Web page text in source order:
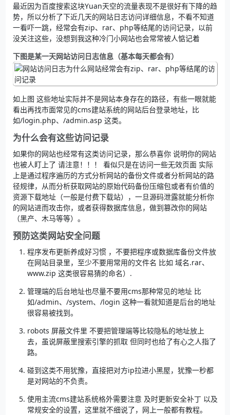
最近因为百度搜索这块Yuan天空的流量表现不是很好有下降的趋
势，所以分析了下近几天的网站日志访问详细信息，不看不知道
一看吓一跳，经常会有zip、rar、php等结尾的访问记录，以前
没关注这些，没想到我这种冷门小网站也会常常被人惦记着
下图是某一天网站访问日志信息（基本每天都会有）
如上图 这些地址实际并不是网站本身存在的路径，有些一眼就能
看出再找市面常见的cms建站系统的网站后台登录地址，比
如/login.php、/admin.asp 这类。
为什么会有这些访问记录
如果你的网站也经常有这类访问记录，那么恭喜你 说明你的网站
也被人盯上了 请注意！！！ 看似只是在访问一些无效页面 实际
上是通过程序遍历的方式分析网站的备份文件或者分析网站的路
径规律，从而分析获取网站的原始代码备份压缩包或者有价值的
资源下载地址（一般是付费下载站），一旦源码泄露就能分析你
的网站进而攻击你，或者获得数据库信息，做到篡改你的网站
（黑产、木马等等）。
预防这类网站安全问题
程序发布更新养成好习惯 ，不要把程序或数据库备份文件放
在网站目录里，至少不要用常用的文件名 比如 域名.rar、
www.zip 这类很容易猜的命名）.
管理端的后台地址也尽量不要用cms那种常见的地址 比
如/admin、/system、/login 这种一看就知道是后台的地址
很容易被找到。
robots 屏蔽文件里 不要把管理端等比较隐私的地址放上
去，虽说屏蔽里搜索引擎的抓取 但同时也给了有心之人指了
路。
碰到这类不用犹豫，直接把对方ip拉进小黑屋，犹豫一秒都
是对网站的不负责。
使用主流cms建站系统格外需要注意 及时更新安全补丁 以及
常规安全的设置，这里就不细说了，网上一般都有教程。